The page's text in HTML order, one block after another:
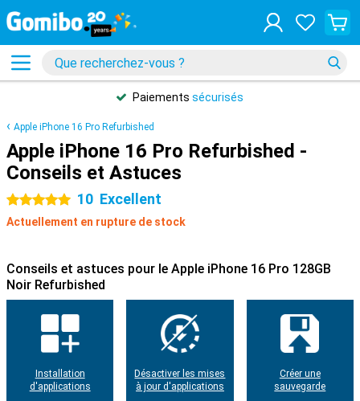
Paiements sécurisés
Apple iPhone 16 Pro Refurbished
Apple iPhone 16 Pro Refurbished -
Conseils et Astuces
5 étoiles 10 Excellent
Actuellement en rupture de stock
Conseils et astuces pour le Apple iPhone 16 Pro 128GB
Noir Refurbished
Installation
d'applications
Désactiver les mises
à jour d'applications
Créer une
sauvegarde